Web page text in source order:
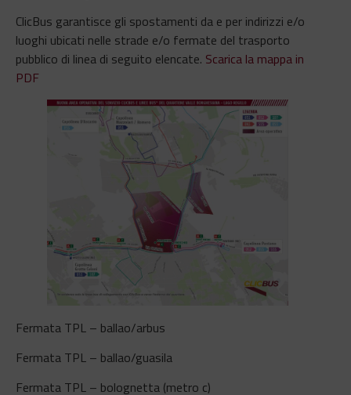
ClicBus garantisce gli spostamenti da e per indirizzi e/o
luoghi ubicati nelle strade e/o fermate del trasporto
pubblico di linea di seguito elencate. Scarica la mappa in
PDF
Fermata TPL – ballao/arbus
Fermata TPL – ballao/guasila
Fermata TPL – bolognetta (metro c)